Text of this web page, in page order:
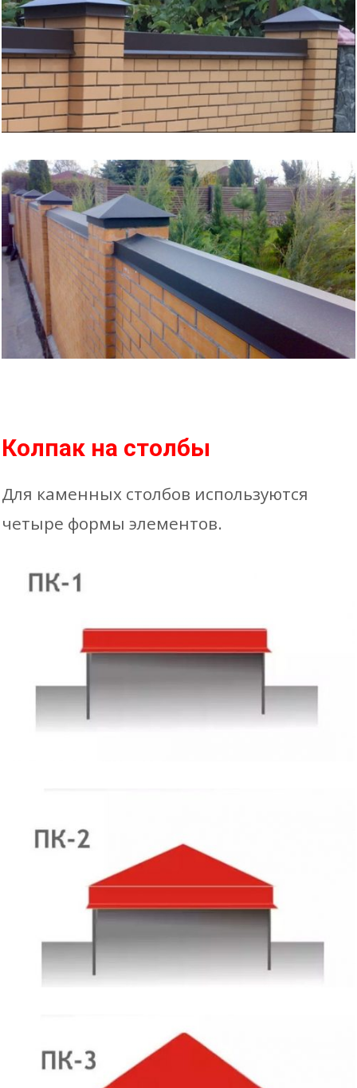
Колпак на столбы
Для каменных столбов используются
четыре формы элементов.